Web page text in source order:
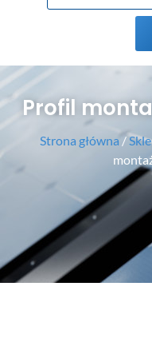
Profil
Strona główna /